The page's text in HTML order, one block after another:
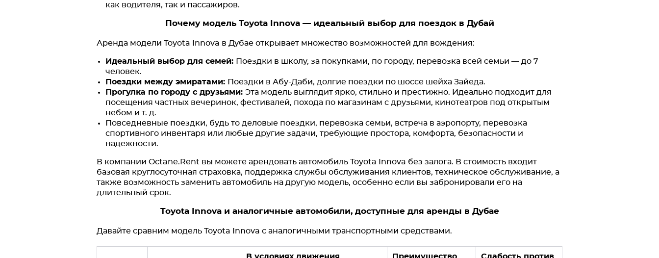
как водителя, так и пассажиров.
Почему модель Toyota Innova — идеальный выбор для поездок в Дубай
Аренда модели Toyota Innova в Дубае открывает множество возможностей для вождения:
Идеальный выбор для семей: Поездки в школу, за покупками, по городу, перевозка всей семьи — до 7
человек.
Поездки между эмиратами: Поездки в Абу-Даби, долгие поездки по шоссе шейха Зайеда.
Прогулка по городу с друзьями: Эта модель выглядит ярко, стильно и престижно. Идеально подходит для
посещения частных вечеринок, фестивалей, похода по магазинам с друзьями, кинотеатров под открытым
небом и т. д.
Повседневные поездки, будь то деловые поездки, перевозка семьи, встреча в аэропорту, перевозка
спортивного инвентаря или любые другие задачи, требующие простора, комфорта, безопасности и
надежности.
В компании Octane.Rent вы можете арендовать автомобиль Toyota Innova без залога. В стоимость входит
базовая круглосуточная страховка, поддержка службы обслуживания клиентов, техническое обслуживание, а
также возможность заменить автомобиль на другую модель, особенно если вы забронировали его на
длительный срок.
Toyota Innova и аналогичные автомобили, доступные для аренды в Дубае
Давайте сравним модель Toyota Innova с аналогичными транспортными средствами.